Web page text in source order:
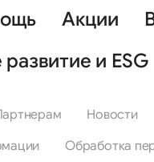
Акции
и ESG
Новости
Обработка